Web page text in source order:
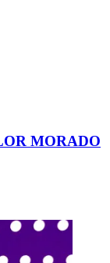
MORADO